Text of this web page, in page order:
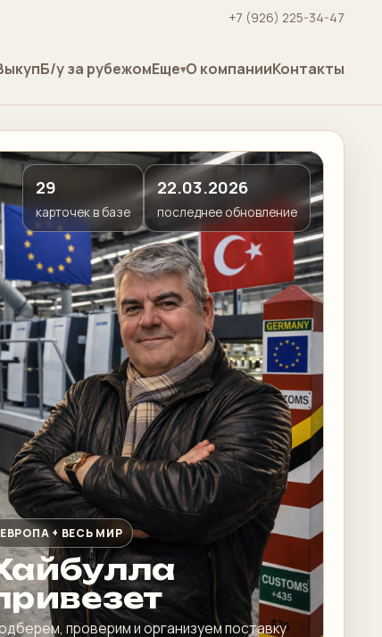
+7 (926) 225-34-47
Б/у за рубежомЕще О компанииКонтакты
29
карточек в базе
22.03.2026
последнее обновление
ЕВРОПА + ВЕСЬ МИР
проверим и организуем поставку